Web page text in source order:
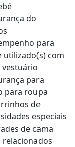
do
para
utilizado(s) com
para
para roupa
de
especiais
de cama